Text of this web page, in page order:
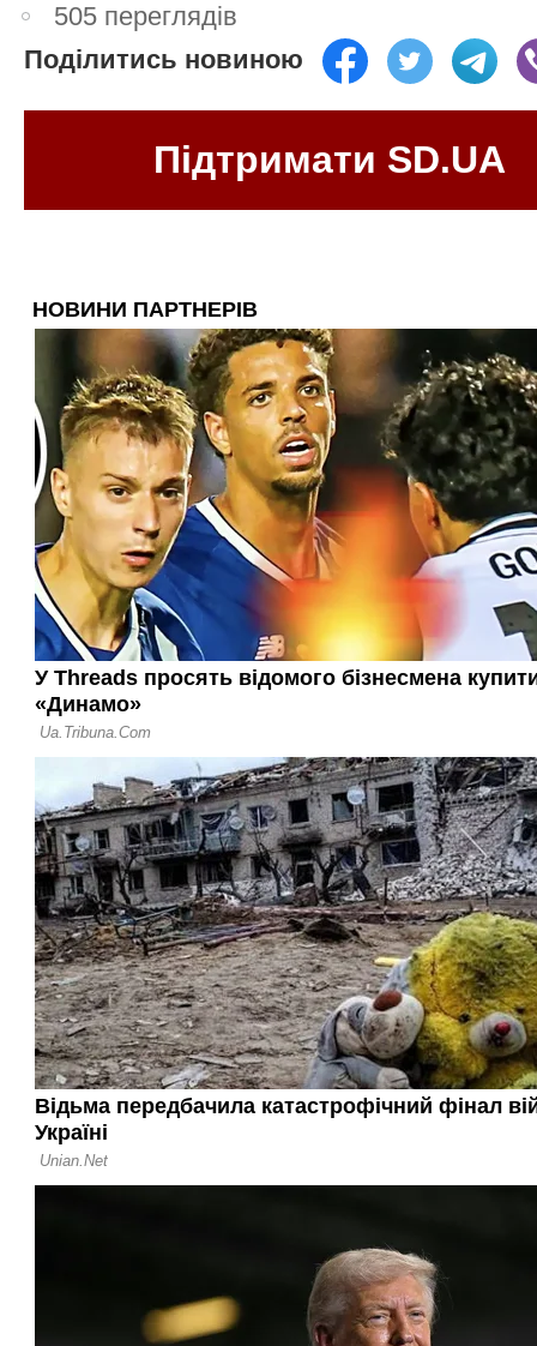
505 переглядів
Поділитись новиною
Підтримати SD.UA